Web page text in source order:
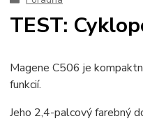
TEST:
Magene C506 je
funkcií.
Jeho 2,4-palcový farebný